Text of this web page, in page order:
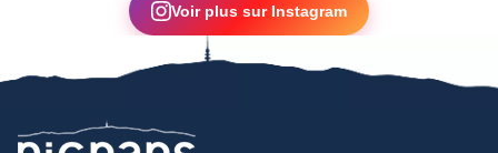
Voir plus sur Instagram